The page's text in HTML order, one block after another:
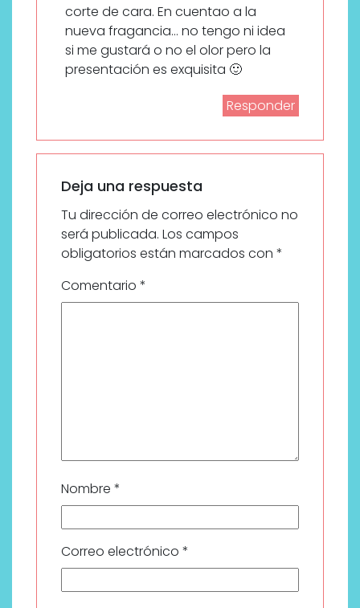
corte de cara. En cuentao a la
nueva fragancia… no tengo ni idea
si me gustará o no el olor pero la
presentación es exquisita 🙂
Responder
Deja una respuesta
Tu dirección de correo electrónico no
será publicada. Los campos
obligatorios están marcados con *
Comentario *
Nombre *
Correo electrónico *